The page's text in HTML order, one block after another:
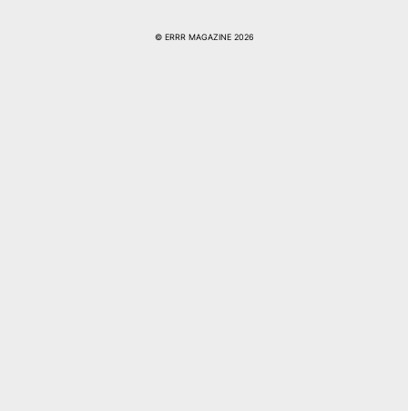
© ERRR MAGAZINE 2026